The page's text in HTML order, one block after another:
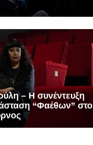
– Η συνέντευξη
“Φαέθων” στο